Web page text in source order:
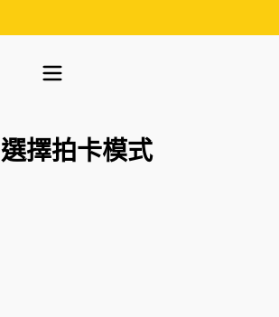
選擇拍卡模式